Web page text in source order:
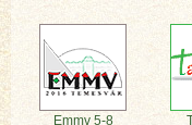
Emmv 5-8